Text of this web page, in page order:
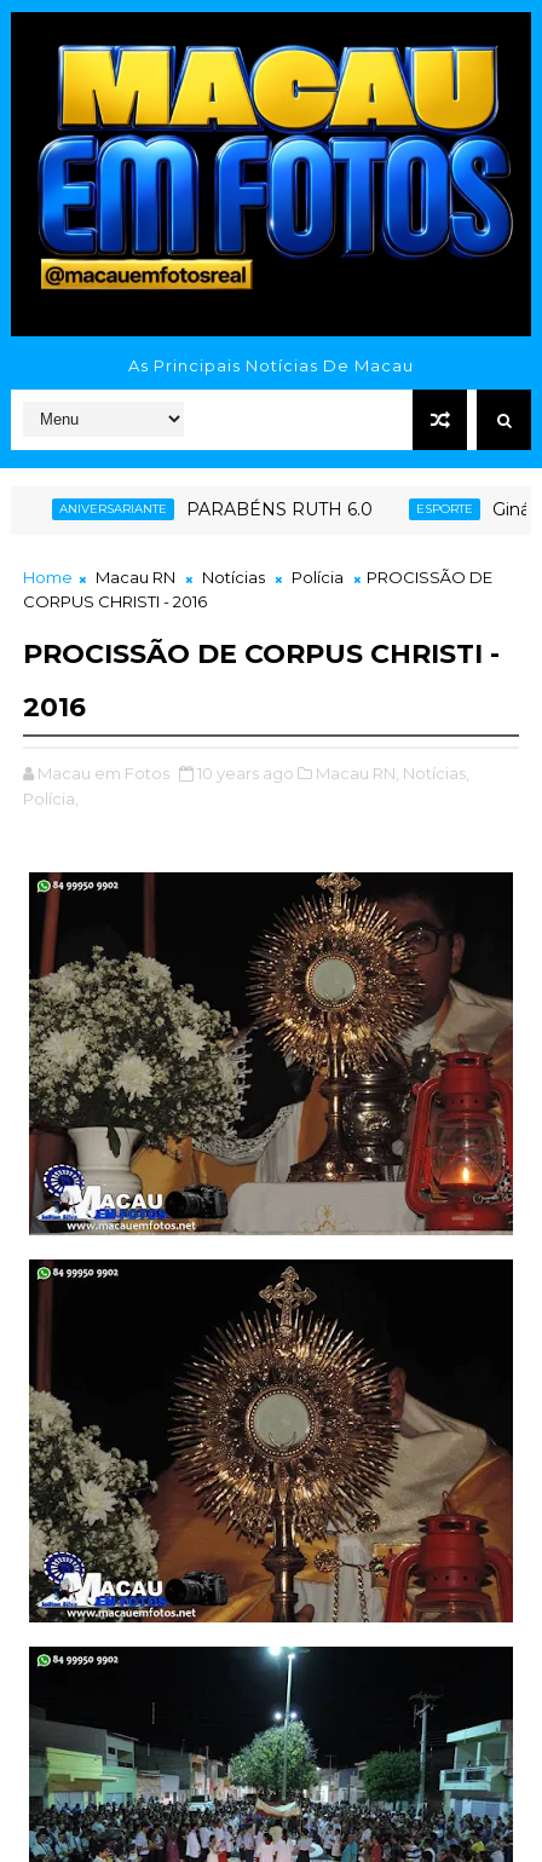
As Principais Notícias De Macau
PARABÉNS RUTH 6.0 ESPORTE Ginásio Poliesportivo
Home Macau RN Notícias Polícia
PROCISSÃO DE
CORPUS CHRISTI - 2016
PROCISSÃO DE CORPUS CHRISTI -
2016
Macau em Fotos 10 years ago Macau RN, Notícias,
Polícia,